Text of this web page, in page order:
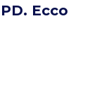
Ecco